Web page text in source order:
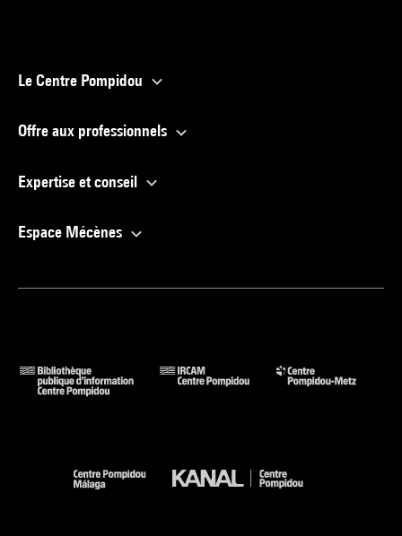
Le Centre Pompidou
Offre aux professionnels
Expertise et conseil
Espace Mécènes